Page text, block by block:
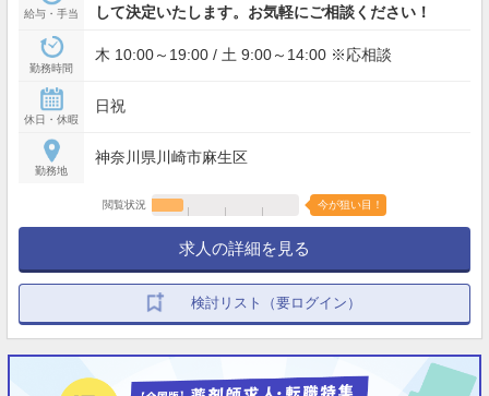
給与・手当
して決定いたします。お気軽にご相談ください！
勤務時間
木 10:00～19:00 / 土 9:00～14:00 ※応相談
休日・休暇
日祝
勤務地
神奈川県川崎市麻生区
閲覧状況 今が狙い目！
求人の詳細を見る
検討リスト（要ログイン）